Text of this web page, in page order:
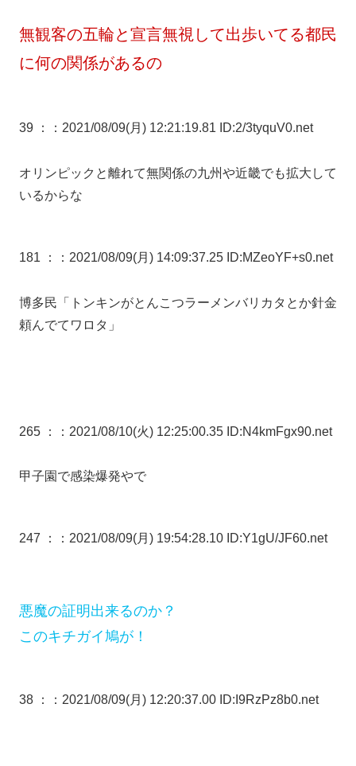
無観客の五輪と宣言無視して出歩いてる都民
に何の関係があるの
39 ： ：2021/08/09(月) 12:21:19.81 ID:2/3tyquV0.net
オリンピックと離れて無関係の九州や近畿でも拡大して
いるからな
181 ： ：2021/08/09(月) 14:09:37.25 ID:MZeoYF+s0.net
博多民「トンキンがとんこつラーメンバリカタとか針金
頼んでてワロタ」
265 ： ：2021/08/10(火) 12:25:00.35 ID:N4kmFgx90.net
甲子園で感染爆発やで
247 ： ：2021/08/09(月) 19:54:28.10 ID:Y1gU/JF60.net
悪魔の証明出来るのか？
このキチガイ鳩が！
38 ： ：2021/08/09(月) 12:20:37.00 ID:I9RzPz8b0.net